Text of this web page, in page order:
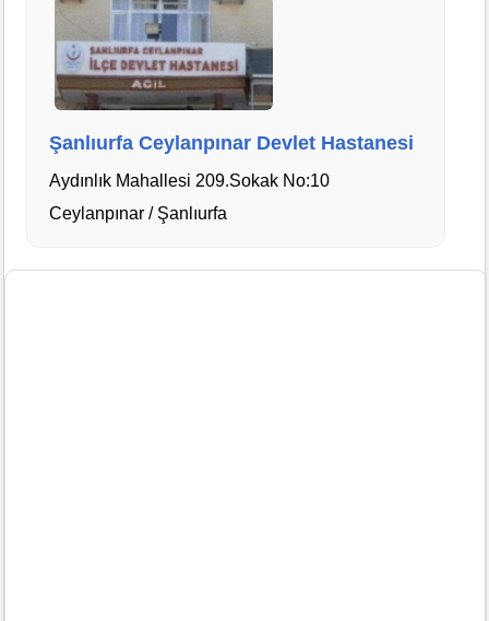
Şanlıurfa Ceylanpınar Devlet Hastanesi
Aydınlık Mahallesi 209.Sokak No:10
Ceylanpınar / Şanlıurfa